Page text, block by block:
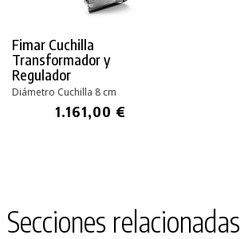
Fimar Cuchilla
Transformador y
Regulador
Diámetro Cuchilla 8 cm
1.161,00 €
Secciones relacionadas